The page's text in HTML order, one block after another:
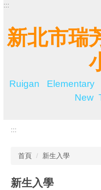
跳
主
要
內
:::
新北市瑞
Ruigan Elementary
New
:::
首頁 新生入學
新生入學